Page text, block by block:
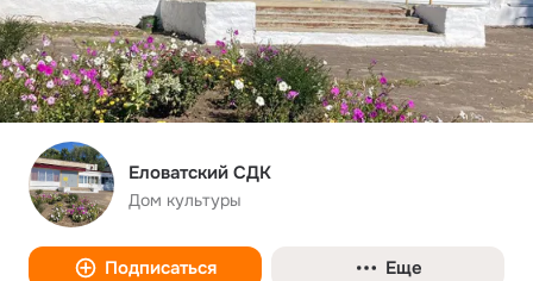
Еловатский СДК
Дом культуры
Подписаться Еще